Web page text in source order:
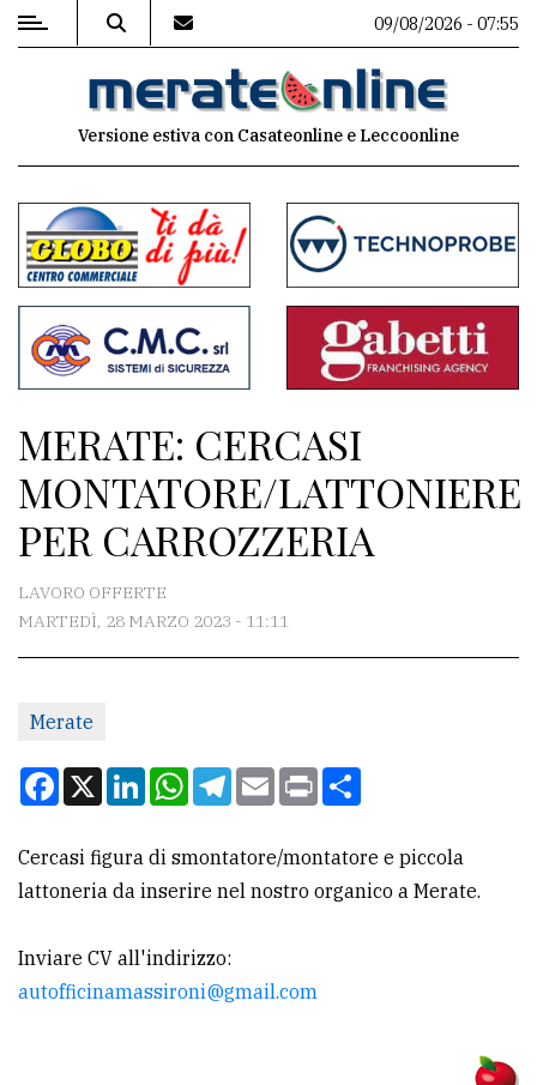
MENU
commenti
Contenuti
del
sito
Associazioni
Meteo
CONTATTI
Scrivici
Per
la
pubblicità
CERCA
Cerca
09/08/2026 - 07:55
Versione estiva con Casateonline e Leccoonline
MERATE: CERCASI
MONTATORE/LATTONIERE
PER CARROZZERIA
LAVORO OFFERTE
MARTEDÌ, 28 MARZO 2023 - 11:11
Merate
Facebook
X LinkedInWhatsApp
Telegram
EmailPrint
Cercasi figura di smontatore/montatore e piccola
lattoneria da inserire nel nostro organico a Merate.
Inviare CV all'indirizzo:
autofficinamassironi@gmail.com